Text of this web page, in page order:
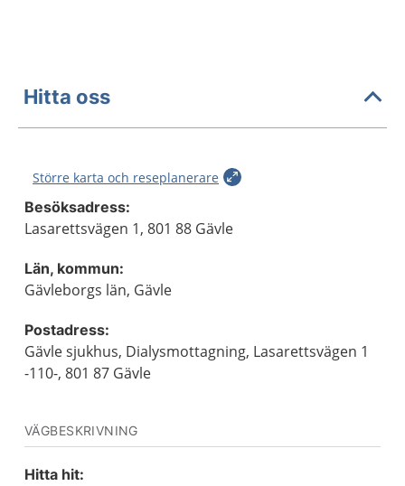
Hitta oss
Större karta och reseplanerare
Besöksadress:
Lasarettsvägen 1, 801 88 Gävle
Län, kommun:
Gävleborgs län, Gävle
Postadress:
Gävle sjukhus, Dialysmottagning, Lasarettsvägen 1
-110-, 801 87 Gävle
VÄGBESKRIVNING
Hitta hit: